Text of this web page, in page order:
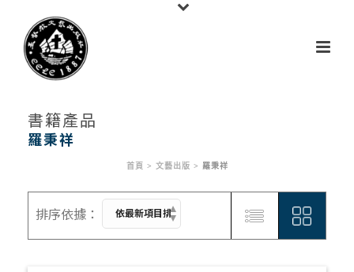
書籍產品
首頁 > 文藝出版 > 羅秉祥
羅秉祥